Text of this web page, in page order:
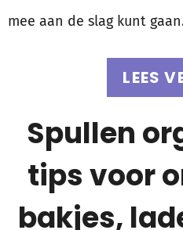
mee aan de slag kunt
LEES
Spullen
tips voor
bakjes,